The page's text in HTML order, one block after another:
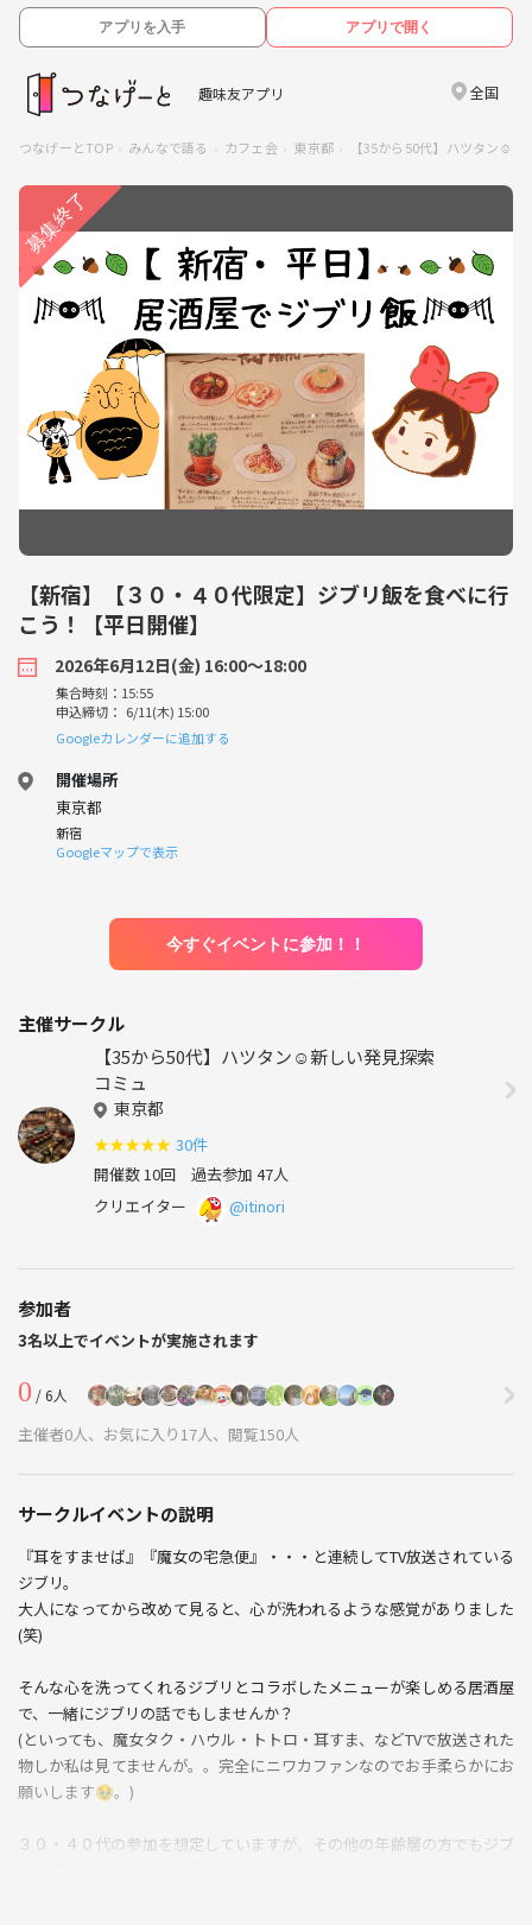
アプリを入手 アプリで開く
趣味友アプリ 全国
つなげーとTOP みんなで語る カフェ会 東京都 【35から50代】ハツタン☺️
【新宿】【３０・４０代限定】ジブリ飯を食べに行
こう！【平日開催】
2026年6月12日(金) 16:00〜18:00
集合時刻：15:55
申込締切： 6/11(木) 15:00
Googleカレンダーに追加する
開催場所
東京都
新宿
Googleマップで表示
今すぐイベントに参加！！
主催サークル
【35から50代】ハツタン☺️新しい発見探索
コミュ
東京都
★★★★★ 30件
開催数 10回 過去参加 47人
クリエイター
@itinori
参加者
3名以上でイベントが実施されます
0 / 6人
主催者0人、お気に入り17人、閲覧150人
サークルイベントの説明
『耳をすませば』『魔女の宅急便』・・・と連続してTV放送されている
ジブリ。
大人になってから改めて見ると、心が洗われるような感覚がありました
(笑)
そんな心を洗ってくれるジブリとコラボしたメニューが楽しめる居酒屋
で、一緒にジブリの話でもしませんか？
(といっても、魔女タク・ハウル・トトロ・耳すま、などTVで放送された
物しか私は見てませんが。。完全にニワカファンなのでお手柔らかにお
願いします🥹。)
３０・４０代の参加を想定していますが、その他の年齢層の方でもジブ